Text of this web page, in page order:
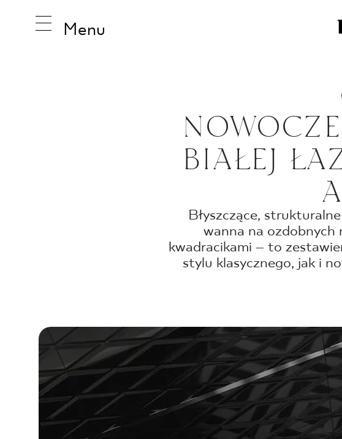
Menu
INSPIRACJE
PRODUKTY
KOLEKCJE
DLA
BLOG
MÓJ PROFIL
GDZIE KUPIĆ
O NAS
KARIERA
BIAŁEJ
Błyszczące,
wanna na ozdobnych
kwadracikami – to
stylu klasycznego, jak i